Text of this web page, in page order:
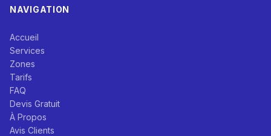
NAVIGATION
Accueil
Services
Zones
Tarifs
FAQ
Devis Gratuit
À Propos
Avis Clients